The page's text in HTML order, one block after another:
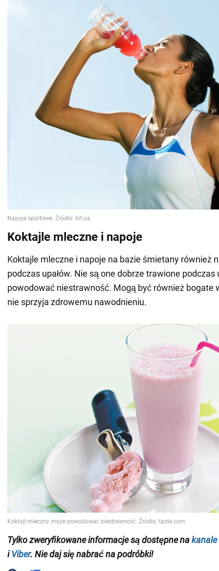
Koktajle mleczne i napoje
Koktajle mleczne i napoje na bazie śmietany również
podczas upałów. Nie są one dobrze trawione podczas
powodować niestrawność. Mogą być również bogate
nie sprzyja zdrowemu nawodnieniu.
Tylko zweryfikowane informacjesą dostępne nakanale
iViber. Nie daj się nabrać na podróbki!